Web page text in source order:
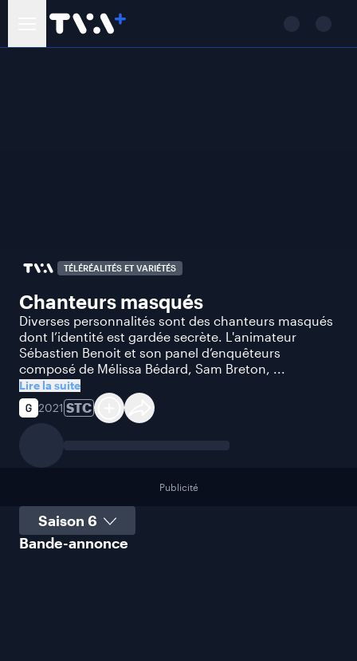
TÉLÉRÉALITÉS ET VARIÉTÉS
Chanteurs masqués
Diverses personnalités sont des chanteurs masqués
dont l’identité est gardée secrète. L'animateur
Sébastien Benoit et son panel d’enquêteurs
composé de Mélissa Bédard, Sam Breton, ...
Lire la suite
2021 STC
Publicité
Sélectionner une saison
Bande-annonce